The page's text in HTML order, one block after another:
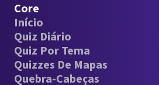
Core
Início
Quiz Diário
Quiz Por Tema
Quizzes De Mapas
Quebra-Cabeças